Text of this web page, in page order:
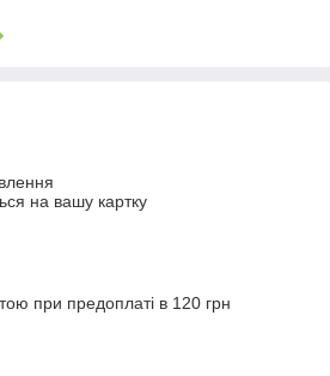
на вашу картку
при предоплаті в 120 грн